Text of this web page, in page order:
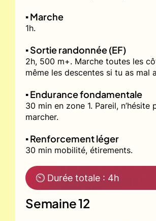
▪️ Marche
1h.
▪️ Sortie randonnée (EF)
2h, 500 m+. Marche toutes les
même les descentes si tu as mal
▪️ Endurance fondamentale
30 min en zone 1. Pareil, n’hésite
marcher.
▪️ Renforcement léger
30 min mobilité, étirements.
⏲ Durée totale : 4h
Semaine 12